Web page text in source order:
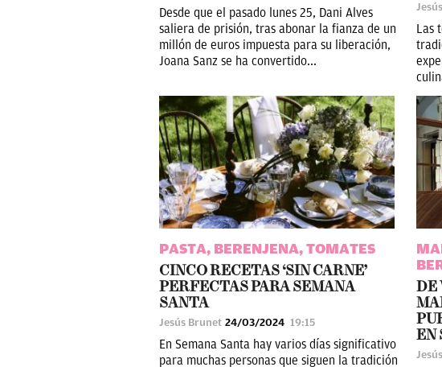
Desde que el pasado lunes 25, Dani Alves
saliera de prisión, tras abonar la fianza de un
millón de euros impuesta para su liberación,
Joana Sanz se ha convertido...
Las
PASTA, BERENJENA, TOMATES
CINCO RECETAS ‘SIN CARNE’
PERFECTAS PARA SEMANA
SANTA
Jesús Brunet 24/03/2024 19:15
En Semana Santa hay varios días significativo
para muchas personas que siguen la tradición
DE
EN